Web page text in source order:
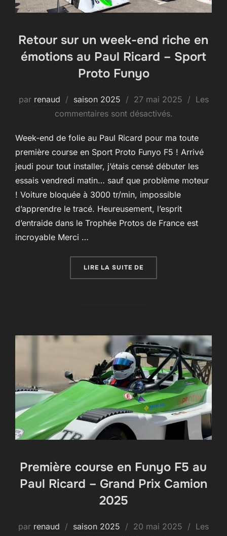
Retour sur un week-end riche en
émotions au Paul Ricard – Sport
Proto Funyo
par renaud saison 2025
Publié
le
27 mai 2025
Les
commentaires sont désactivés.
Week-end de folie au Paul Ricard pour ma toute
première course en Sport Proto Funyo F5 ! Arrivé
jeudi pour tout installer, j’étais censé débuter les
essais vendredi matin… sauf que problème moteur
! Voiture bloquée à 3000 tr/min, impossible
d’apprendre le tracé. Heureusement, l’esprit
d’entraide dans le Trophée Protos de France est
incroyable Merci …
LIRE LA SUITE DE
Première course en Funyo F5 au
Paul Ricard – Grand Prix Camion
2025
par renaud saison 2025
Publié
20 mai 2025
Les